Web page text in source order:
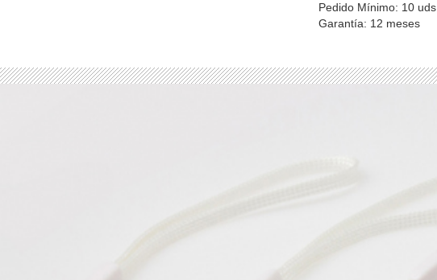
Pedido Mínimo: 10 uds
Garantía: 12 meses